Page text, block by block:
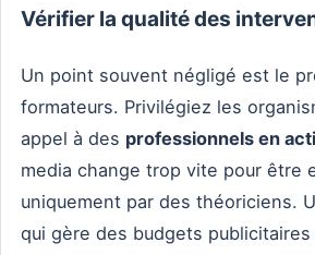
Vérifier la qualité des
Un point souvent négligé est le
formateurs. Privilégiez les
appel à des professionnels en
media change trop vite pour être
uniquement par des théoriciens.
qui gère des budgets publicitaires